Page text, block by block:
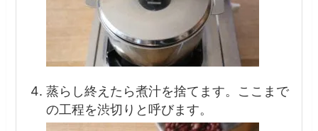
蒸らし終えたら煮汁を捨てます。ここまで
の工程を渋切りと呼びます。